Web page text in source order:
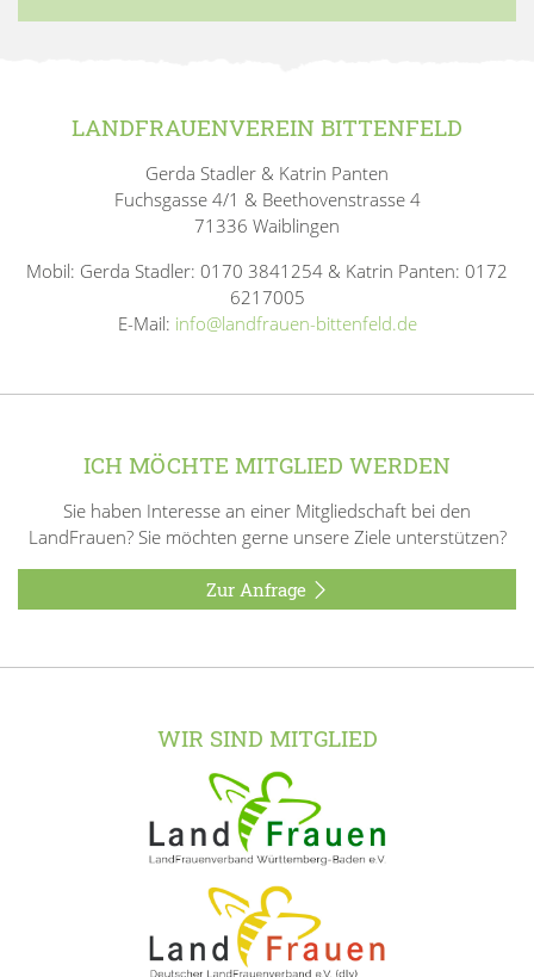
LANDFRAUENVEREIN BITTENFELD
Gerda Stadler & Katrin Panten
Fuchsgasse 4/1 & Beethovenstrasse 4
71336 Waiblingen
Mobil: Gerda Stadler: 0170 3841254 & Katrin Panten: 0172
6217005
E-Mail: info@landfrauen-bittenfeld.de
ICH MÖCHTE MITGLIED WERDEN
Sie haben Interesse an einer Mitgliedschaft bei den
LandFrauen? Sie möchten gerne unsere Ziele unterstützen?
Zur Anfrage
WIR SIND MITGLIED